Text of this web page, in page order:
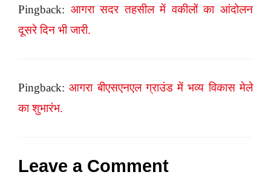
Pingback: आगरा सदर तहसील में वकीलों का आंदोलन
दूसरे दिन भी जारी.
Pingback:आगरा बीएसएनएल ग्राउंड में भव्य विकास मेले
का शुभारंभ.
Leave a Comment